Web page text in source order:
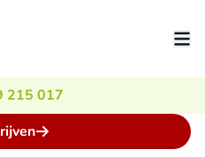
215 017